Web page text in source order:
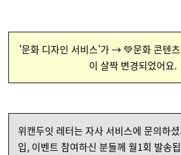
'문화 디자인 서비스'가 → 💚문화 콘텐
이 살짝 변경되었어요.
위캔두잇 레터는 자사 서비스에 문의하
입, 이벤트 참여하신 분들께 월1회 발송